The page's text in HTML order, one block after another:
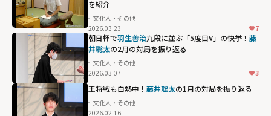
を紹介
文化人・その他
2026.03.23
7
朝日杯で羽生善治九段に並ぶ「5度目V」の快挙！ 藤
井聡太の2月の対局を振り返る
文化人・その他
2026.03.07
3
王将戦も白熱中！ 藤井聡太の1月の対局を振り返る
文化人・その他
2026.02.16